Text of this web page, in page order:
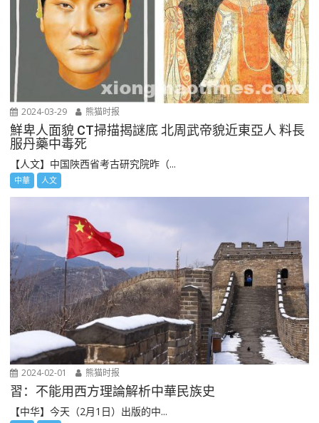
2024-03-29 熊猫时报
鮮卑人面貌 CT掃描揭謎底 北周武帝貌近東亞人 料長
服丹藥中毒死
【人文】中国陜西省考古研究院昨（...
中華 人文
2024-02-01 熊猫时报
習：不能用西方理論解析中華民族史
【中华】今天（2月1日）出版的中...